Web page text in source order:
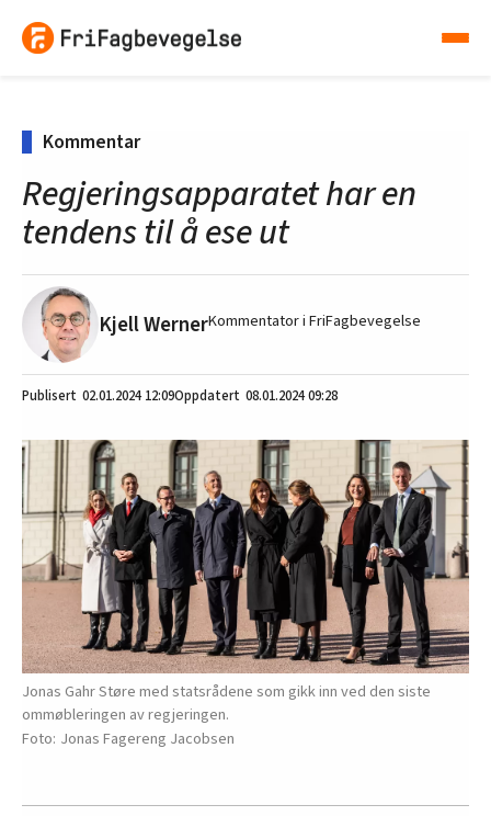
Kommentar
Regjeringsapparatet har en
tendens til å ese ut
Kjell WernerKommentator i FriFagbevegelse
02.01.2024 12:09 08.01.2024 09:28
Jonas Gahr Støre med statsrådene som gikk inn ved den siste
ommøbleringen av regjeringen.
Jonas Fagereng Jacobsen